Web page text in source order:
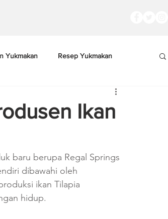
Yukmakan Resep Yukmakan
Ikan
baru berupa Regal Springs
dibawahi oleh
ikan Tilapia
hidup.